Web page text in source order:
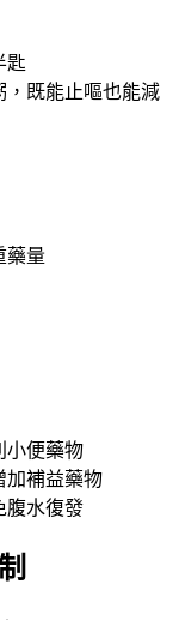
匙
，既能止嘔也能減
藥量
小便藥物
加補益藥物
腹水復發